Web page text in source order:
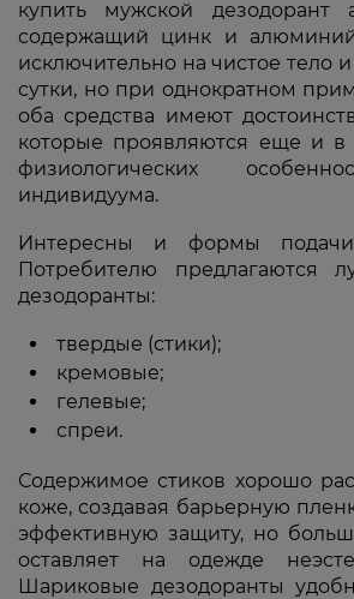
купить мужской дезодорант
содержащий цинк и
исключительно на чистое тело
сутки, но при однократном
оба средства имеют
которые проявляются еще и в
физиологических
индивидуума.
Интересны и формы подачи
Потребителю предлагаются
дезодоранты:
твердые (стики);
кремовые;
гелевые;
спреи.
Содержимое стиков хорошо
коже, создавая барьерную
эффективную защиту, но
оставляет на одежде
Шариковые дезодоранты